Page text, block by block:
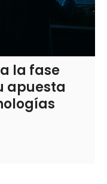
la fase
apuesta